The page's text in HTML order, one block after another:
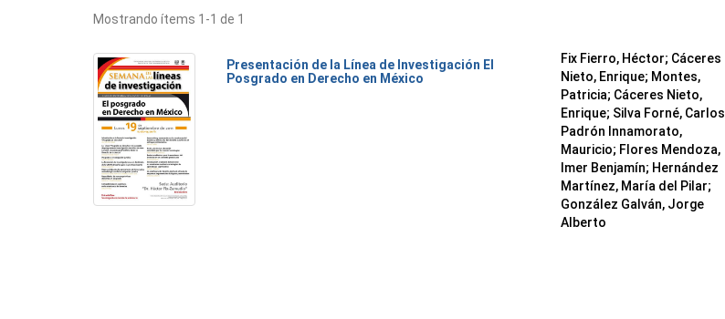
Mostrando ítems 1-1 de 1
Presentación de la Línea de Investigación El
Posgrado en Derecho en México
Fix Fierro, Héctor; Cáceres
Nieto, Enrique; Montes,
Patricia; Cáceres Nieto,
Enrique; Silva Forné, Carlos
Padrón Innamorato,
Mauricio; Flores Mendoza,
Imer Benjamín; Hernández
Martínez, María del Pilar;
González Galván, Jorge
Alberto